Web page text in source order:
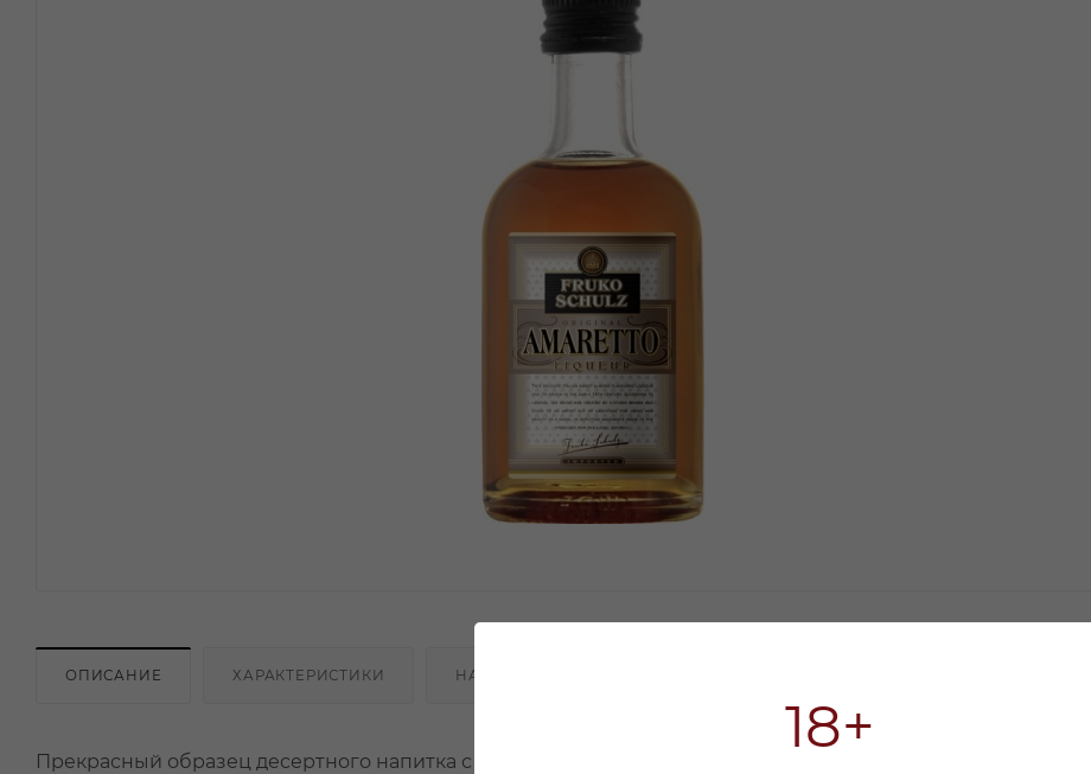
18+
ОПИСАНИЕ ХАРАКТЕРИСТИКИ НАЛИЧИЕ
Прекрасный образец десертного напитка с приятно-горьковатым вкусом и ароматом миндальных орехов